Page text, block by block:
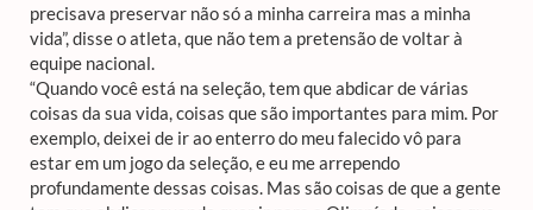
precisava preservar não só a minha carreira mas a minha
vida”, disse o atleta, que não tem a pretensão de voltar à
equipe nacional.
“Quando você está na seleção, tem que abdicar de várias
coisas da sua vida, coisas que são importantes para mim. Por
exemplo, deixei de ir ao enterro do meu falecido vô para
estar em um jogo da seleção, e eu me arrependo
profundamente dessas coisas. Mas são coisas de que a gente